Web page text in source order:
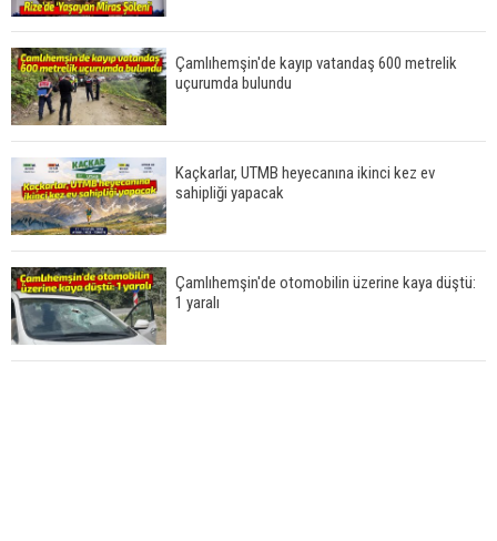
Çamlıhemşin'de kayıp vatandaş 600 metrelik
uçurumda bulundu
Kaçkarlar, UTMB heyecanına ikinci kez ev
sahipliği yapacak
Çamlıhemşin'de otomobilin üzerine kaya düştü:
1 yaralı